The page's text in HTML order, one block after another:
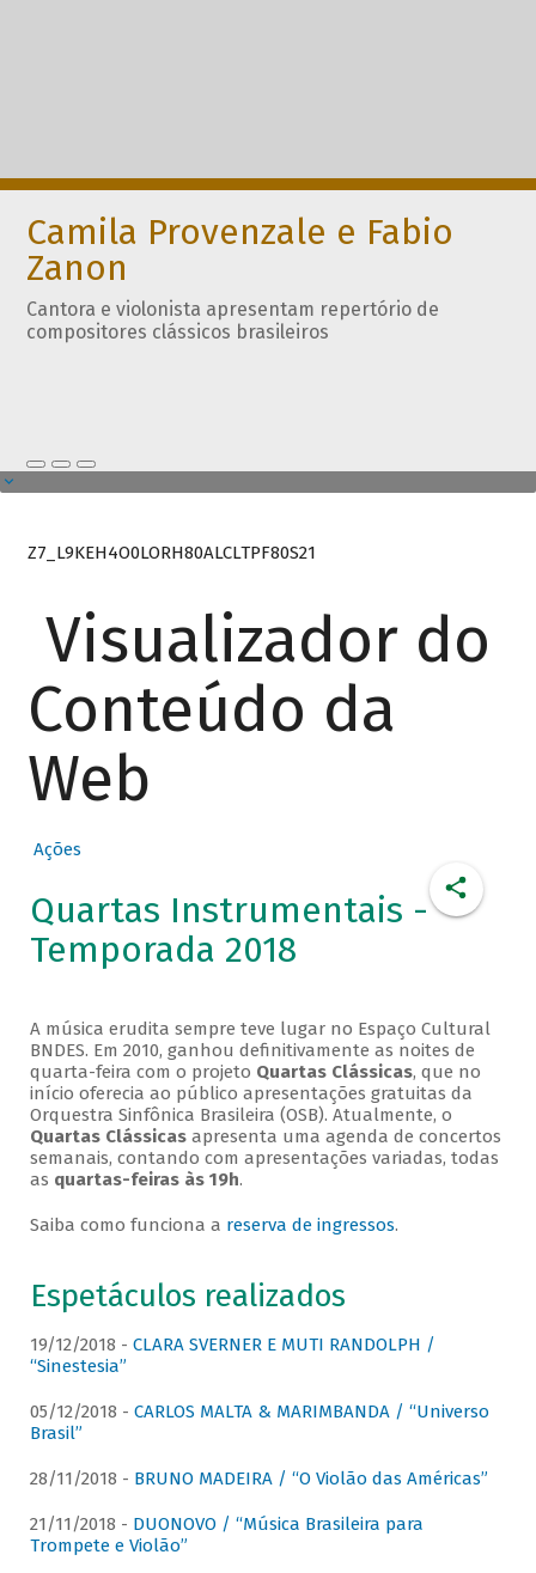
Camila Provenzale e Fabio
Zanon
Cantora e violonista apresentam repertório de
compositores clássicos brasileiros
Z7_L9KEH4O0LORH80ALCLTPF80S21
Visualizador do
Conteúdo da
Web
Ações
Quartas Instrumentais -
Temporada 2018
A música erudita sempre teve lugar no Espaço Cultural
BNDES. Em 2010, ganhou definitivamente as noites de
quarta-feira com o projeto Quartas Clássicas, que no
início oferecia ao público apresentações gratuitas da
Orquestra Sinfônica Brasileira (OSB). Atualmente, o
Quartas Clássicasapresenta uma agenda de concertos
semanais, contando com apresentações variadas, todas
as quartas-feiras às 19h.
Saiba como funciona a reserva de ingressos.
Espetáculos realizados
19/12/2018 - CLARA SVERNER E MUTI RANDOLPH /
“Sinestesia”
05/12/2018 - CARLOS MALTA & MARIMBANDA / “Universo
Brasil”
28/11/2018 - BRUNO MADEIRA / “O Violão das Américas”
21/11/2018 - DUONOVO / “Música Brasileira para
Trompete e Violão”